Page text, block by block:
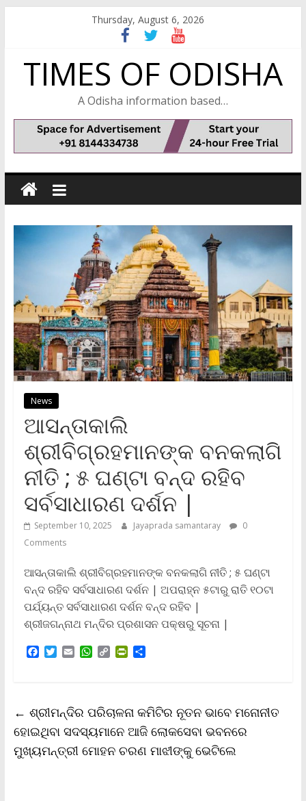
Thursday, August 6, 2026
TIMES OF ODISHA
A Odisha information based…
News
ଆସନ୍ତାକାଲି
ଶ୍ରୀବିଗ୍ରହମାନଙ୍କ ବନକଲାଗି
ନୀତି ; ୫ ଘଣ୍ଟା ବନ୍ଦ ରହିବ
ସର୍ବସାଧାରଣ ଦର୍ଶନ |
September 10, 2025 Jayaprada samantaray
0
Comments
ଆସନ୍ତାକାଲି ଶ୍ରୀବିଗ୍ରହମାନଙ୍କ ବନକଲାଗି ନୀତି ; ୫ ଘଣ୍ଟା
ବନ୍ଦ ରହିବ ସର୍ବସାଧାରଣ ଦର୍ଶନ | ଅପରାହ୍ନ ୫ଟାରୁ ରାତି ୧୦ଟା
ପର୍ଯ୍ୟନ୍ତ ସର୍ବସାଧାରଣ ଦର୍ଶନ ବନ୍ଦ ରହିବ |
ଶ୍ରୀଜଗନ୍ନାଥ ମନ୍ଦିର ପ୍ରଶାସନ ପକ୍ଷରୁ ସୂଚନା |
F
o
o
k
T
e
r
E
W
A
p
p
C
i
n
k
P
F
r
i
e
S
← ଶ୍ରୀମନ୍ଦିର ପରିଚାଳନା କମିଟିର ନୂତନ ଭାବେ ମନୋନୀତ
ହୋଇଥିବା ସଦସ୍ୟମାନେ ଆଜି ଲୋକସେବା ଭବନରେ
ମୁଖ୍ୟମନ୍ତ୍ରୀ ମୋହନ ଚରଣ ମାଝୀଙ୍କୁ ଭେଟିଲେ